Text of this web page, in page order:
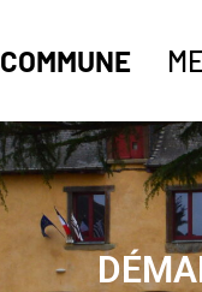
COMMUNE